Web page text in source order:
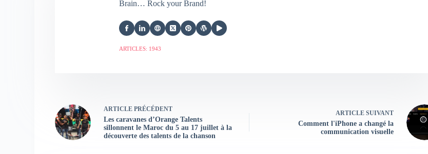
Brain… Rock your Brand!
ARTICLES: 1943
ARTICLE PRÉCÉDENT
Les caravanes d’Orange Talents
sillonnent le Maroc du 5 au 17 juillet à la
découverte des talents de la chanson
ARTICLESUIVANT
Comment l'iPhone a changé la
communication visuelle